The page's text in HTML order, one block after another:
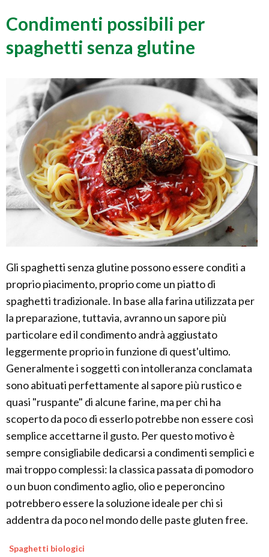
Condimenti possibili per
spaghetti senza glutine
Gli spaghetti senza glutine possono essere conditi a
proprio piacimento, proprio come un piatto di
spaghetti tradizionale. In base alla farina utilizzata per
la preparazione, tuttavia, avranno un sapore più
particolare ed il condimento andrà aggiustato
leggermente proprio in funzione di quest'ultimo.
Generalmente i soggetti con intolleranza conclamata
sono abituati perfettamente al sapore più rustico e
quasi "ruspante" di alcune farine, ma per chi ha
scoperto da poco di esserlo potrebbe non essere così
semplice accettarne il gusto. Per questo motivo è
sempre consigliabile dedicarsi a condimenti semplici e
mai troppo complessi: la classica passata di pomodoro
o un buon condimento aglio, olio e peperoncino
potrebbero essere la soluzione ideale per chi si
addentra da poco nel mondo delle paste gluten free.
Spaghetti biologici